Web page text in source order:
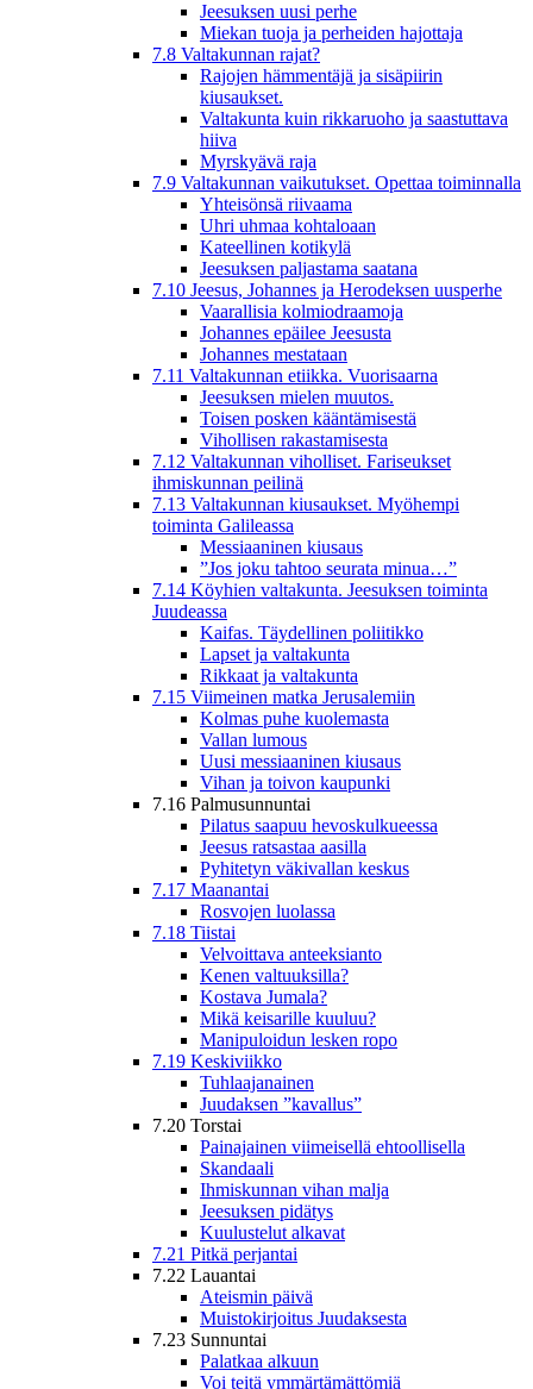
Jeesuksen uusi perhe
Miekan tuoja ja perheiden hajottaja
7.8 Valtakunnan rajat?
Rajojen hämmentäjä ja sisäpiirin
kiusaukset.
Valtakunta kuin rikkaruoho ja saastuttava
hiiva
Myrskyävä raja
7.9 Valtakunnan vaikutukset. Opettaa toiminnalla
Yhteisönsä riivaama
Uhri uhmaa kohtaloaan
Kateellinen kotikylä
Jeesuksen paljastama saatana
7.10 Jeesus, Johannes ja Herodeksen uusperhe
Vaarallisia kolmiodraamoja
Johannes epäilee Jeesusta
Johannes mestataan
7.11 Valtakunnan etiikka. Vuorisaarna
Jeesuksen mielen muutos.
Toisen posken kääntämisestä
Vihollisen rakastamisesta
7.12 Valtakunnan viholliset. Fariseukset
ihmiskunnan peilinä
7.13 Valtakunnan kiusaukset. Myöhempi
toiminta Galileassa
Messiaaninen kiusaus
”Jos joku tahtoo seurata minua…”
7.14 Köyhien valtakunta. Jeesuksen toiminta
Juudeassa
Kaifas. Täydellinen poliitikko
Lapset ja valtakunta
Rikkaat ja valtakunta
7.15 Viimeinen matka Jerusalemiin
Kolmas puhe kuolemasta
Vallan lumous
Uusi messiaaninen kiusaus
Vihan ja toivon kaupunki
7.16 Palmusunnuntai
Pilatus saapuu hevoskulkueessa
Jeesus ratsastaa aasilla
Pyhitetyn väkivallan keskus
7.17 Maanantai
Rosvojen luolassa
7.18 Tiistai
Velvoittava anteeksianto
Kenen valtuuksilla?
Kostava Jumala?
Mikä keisarille kuuluu?
Manipuloidun lesken ropo
7.19 Keskiviikko
Tuhlaajanainen
Juudaksen ”kavallus”
7.20 Torstai
Painajainen viimeisellä ehtoollisella
Skandaali
Ihmiskunnan vihan malja
Jeesuksen pidätys
Kuulustelut alkavat
7.21 Pitkä perjantai
7.22 Lauantai
Ateismin päivä
Muistokirjoitus Juudaksesta
7.23 Sunnuntai
Palatkaa alkuun
Voi teitä ymmärtämättömiä